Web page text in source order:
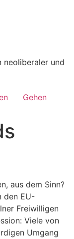
und
Gehen
aus dem Sinn?
den EU-
Freiwilligen
Viele von
Umgang